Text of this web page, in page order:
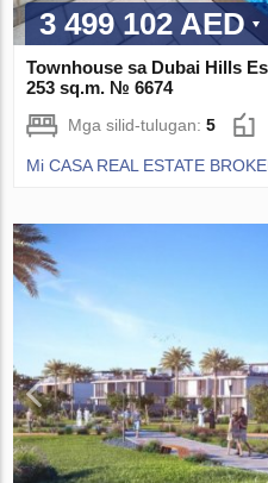
3 499 102 AED
Townhouse sa Dubai Hills
253 sq.m. № 6674
Mga silid-tulugan:5
Mi CASA REAL ESTATE